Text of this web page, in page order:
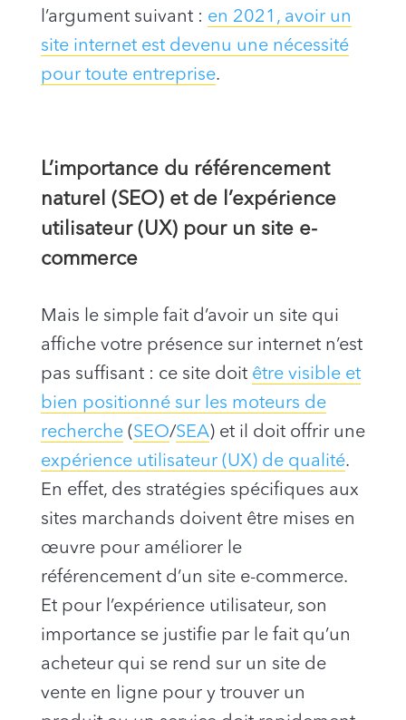
l’argument suivant : en 2021, avoir un
site internet est devenu une nécessité
pour toute entreprise.
L’importance du référencement
naturel (SEO) et de l’expérience
utilisateur (UX) pour un site e-
commerce
Mais le simple fait d’avoir un site qui
affiche votre présence sur internet n’est
pas suffisant : ce site doit être visible et
bien positionné sur les moteurs de
recherche(SEO/SEA) et il doit offrir une
expérience utilisateur (UX) de qualité.
En effet, des stratégies spécifiques aux
sites marchands doivent être mises en
œuvre pour améliorer le
référencement d’un site e-commerce.
Et pour l’expérience utilisateur, son
importance se justifie par le fait qu’un
acheteur qui se rend sur un site de
vente en ligne pour y trouver un